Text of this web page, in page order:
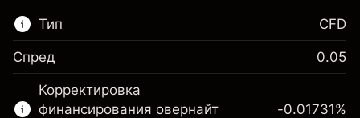
Тип
Этот финансовый рынок доступен для
торговли CFD.
CFD
Спред 0.05
Корректировка
финансирования овернайт
-0.01731%